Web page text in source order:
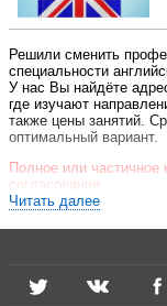
Решили сменить
специальности
У нас Вы найдёте
где изучают
также цены занятий.
оптимальный вариант.
Полное или частичное
согласования.
Читать далее